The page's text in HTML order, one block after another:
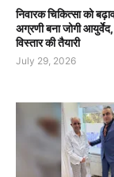
निवारक चिकित्सा को
अग्रणी बना जोगी
विस्तार की तैयारी
July 29, 2026